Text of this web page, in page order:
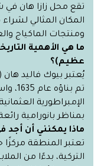
تقع محل زازا هان في
المكان المثالي
ومنتجات الماكياج
ما هي الأهمية
عظيم)؟
يُعتبر بيوك فاليد
تم
بمناظر بانورامية
ماذا يمكنني أن
تعتبر المنطقة
التركية، بدءًا من